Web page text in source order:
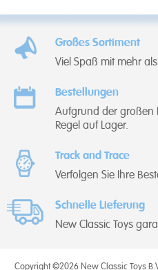
Großes Sortiment
Viel Spaß mit mehr
Bestellungen
Aufgrund der großen
Regel auf Lager.
Track and Trace
Verfolgen Sie Ihre
Schnelle Lieferung
New Classic Toys
Copyright ©2026 New Classic Toys